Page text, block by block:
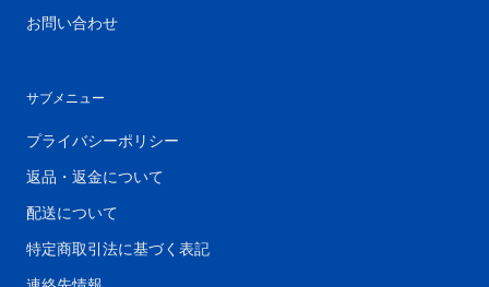
お問い合わせ
サブメニュー
プライバシーポリシー
返品・返金について
配送について
特定商取引法に基づく表記